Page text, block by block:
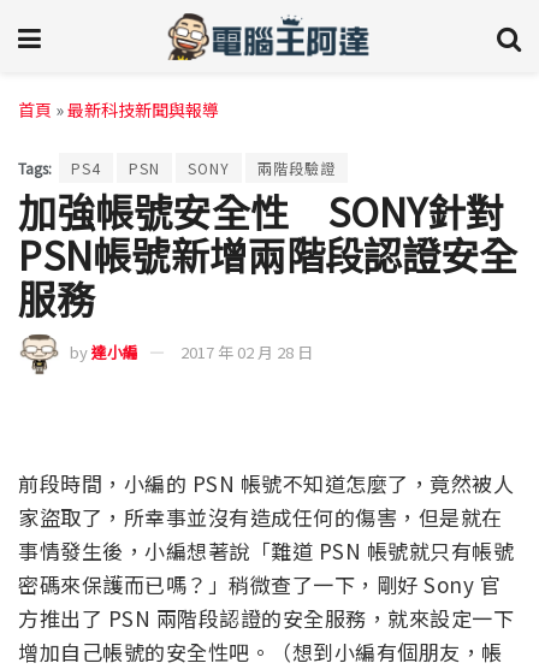
首頁 »最新科技新聞與報導
Tags: PS4 PSN SONY 兩階段驗證
加強帳號安全性 SONY針對
PSN帳號新增兩階段認證安全
服務
by達小編 2017 年 02 月 28 日
前段時間，小編的 PSN 帳號不知道怎麼了，竟然被人
家盜取了，所幸事並沒有造成任何的傷害，但是就在
事情發生後，小編想著說「難道 PSN 帳號就只有帳號
密碼來保護而已嗎？」稍微查了一下，剛好 Sony 官
方推出了 PSN 兩階段認證的安全服務，就來設定一下
增加自己帳號的安全性吧。（想到小編有個朋友，帳